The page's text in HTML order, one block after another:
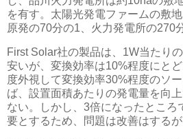
を有す。 太陽光発電ファームの敷
原発の70分の1、火力発電所の270
First Solar社の製品は、1W当たり
安いが、変換効率は10%程度にと
度外視して変換効率30%程度のソ
ば、設置面積あたりの発電量を向
ない。しかし、3倍になったところ
要とするため、問題は改善はするが